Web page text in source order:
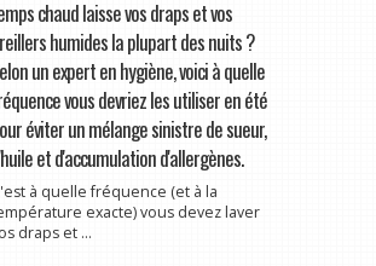
chaud laisse vos draps et vos
humides la plupart des nuits ?
un expert en hygiène, voici à quelle
vous devriez les utiliser en été
éviter un mélange sinistre de sueur,
et d'accumulation d'allergènes.
à quelle fréquence (et à la
exacte) vous devez laver
draps et ...